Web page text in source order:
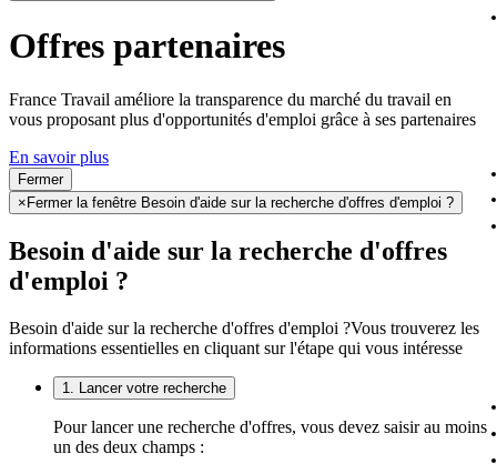
Offres partenaires
France Travail améliore la transparence du marché du travail en
vous proposant plus d'opportunités d'emploi grâce à ses partenaires
En savoir plus
Fermer
× Fermer la fenêtre Besoin d'aide sur la recherche d'offres d'emploi ?
Besoin d'aide sur la recherche d'offres
d'emploi ?
Besoin d'aide sur la recherche d'offres d'emploi ?Vous trouverez les
informations essentielles en cliquant sur l'étape qui vous intéresse
1. Lancer votre recherche
Pour lancer une recherche d'offres, vous devez saisir au moins
un des deux champs :